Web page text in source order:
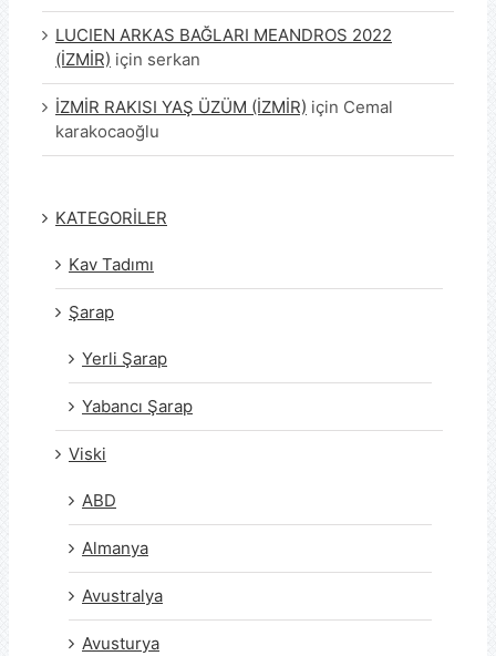
LUCIEN ARKAS BAĞLARI MEANDROS 2022
(İZMİR) için serkan
İZMİR RAKISI YAŞ ÜZÜM (İZMİR) için Cemal
karakocaoğlu
KATEGORİLER
Kav Tadımı
Şarap
Yerli Şarap
Yabancı Şarap
Viski
ABD
Almanya
Avustralya
Avusturya